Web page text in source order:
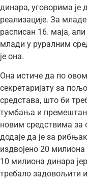
динара, уговорима је
реализације. За
расписан 16. маја,
млади у руралним
је она.
Она истиче да по
секретаријату за
средстава, што би
тумбања и
новим средствима за
додаје да је за
издвојено 20
10 милиона динара
требало задовољити